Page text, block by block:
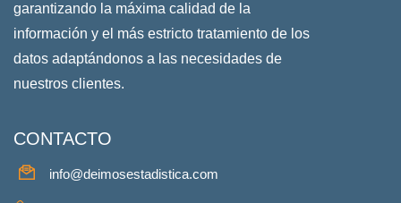
garantizando la máxima calidad de la
información y el más estricto tratamiento de los
datos adaptándonos a las necesidades de
nuestros clientes.
CONTACTO
info@deimosestadistica.com